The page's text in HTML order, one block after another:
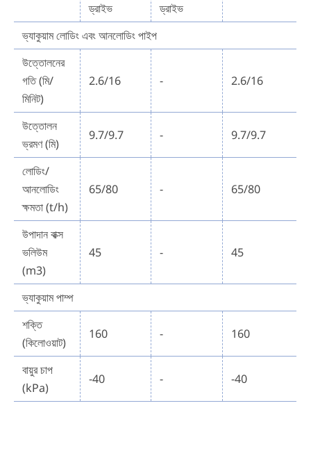
ড্রাইভ
ড্রাইভ
ভ্যাকুয়াম লোডিং এবং আনলোডিং পাইপ
উত্তোলনের
গতি (মি/
মিনিট)
2.6/16 - 2.6/16
উত্তোলন
ভ্রমণ (মি)
9.7/9.7 - 9.7/9.7
লোডিং/
আনলোডিং
ক্ষমতা (t/h)
65/80 - 65/80
উপাদান বাক্স
ভলিউম
(m3)
45 - 45
ভ্যাকুয়াম পাম্প
শক্তি
(কিলোওয়াট)
160 - 160
বায়ুর চাপ
(kPa)
-40 - -40